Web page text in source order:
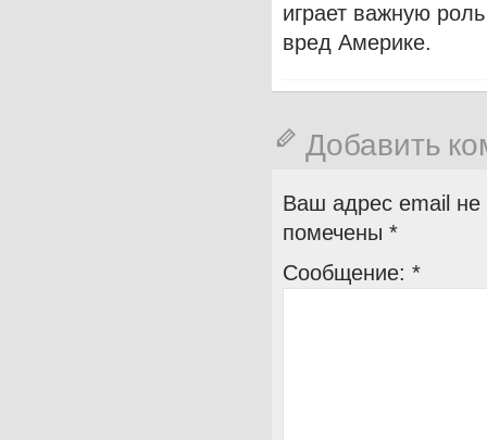
играет важную
вред Америке.
Добавить
Ваш адрес email не
помечены *
Сообщение: *